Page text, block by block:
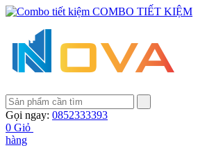
COMBO TIẾT KIỆM
Gọi ngay: 0852333393
0 Giỏ
hàng